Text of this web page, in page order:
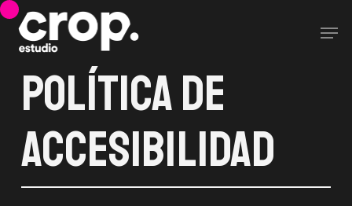
Skip
main
content
Política de
accesibilidad